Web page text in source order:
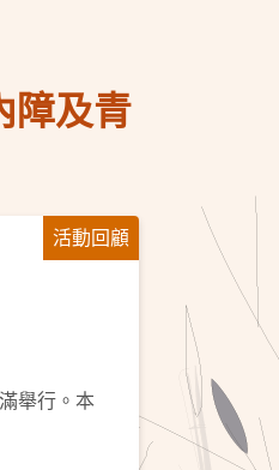
障及青
活動回顧
舉行。本